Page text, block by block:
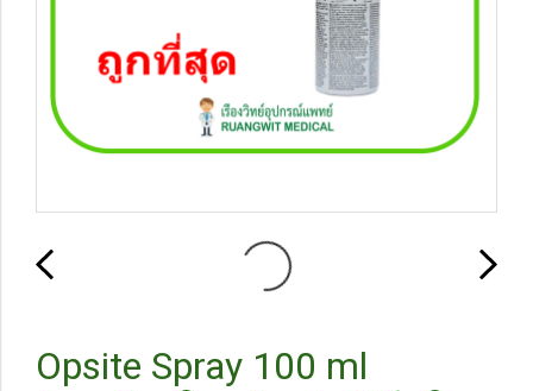
Opsite Spray 100 ml